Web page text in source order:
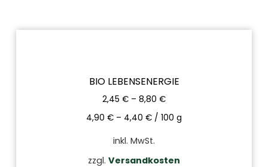
BIO LEBENSENERGIE
2,45 € – 8,80 €
4,90 € – 4,40 € / 100 g
inkl. MwSt.
zzgl. Versandkosten